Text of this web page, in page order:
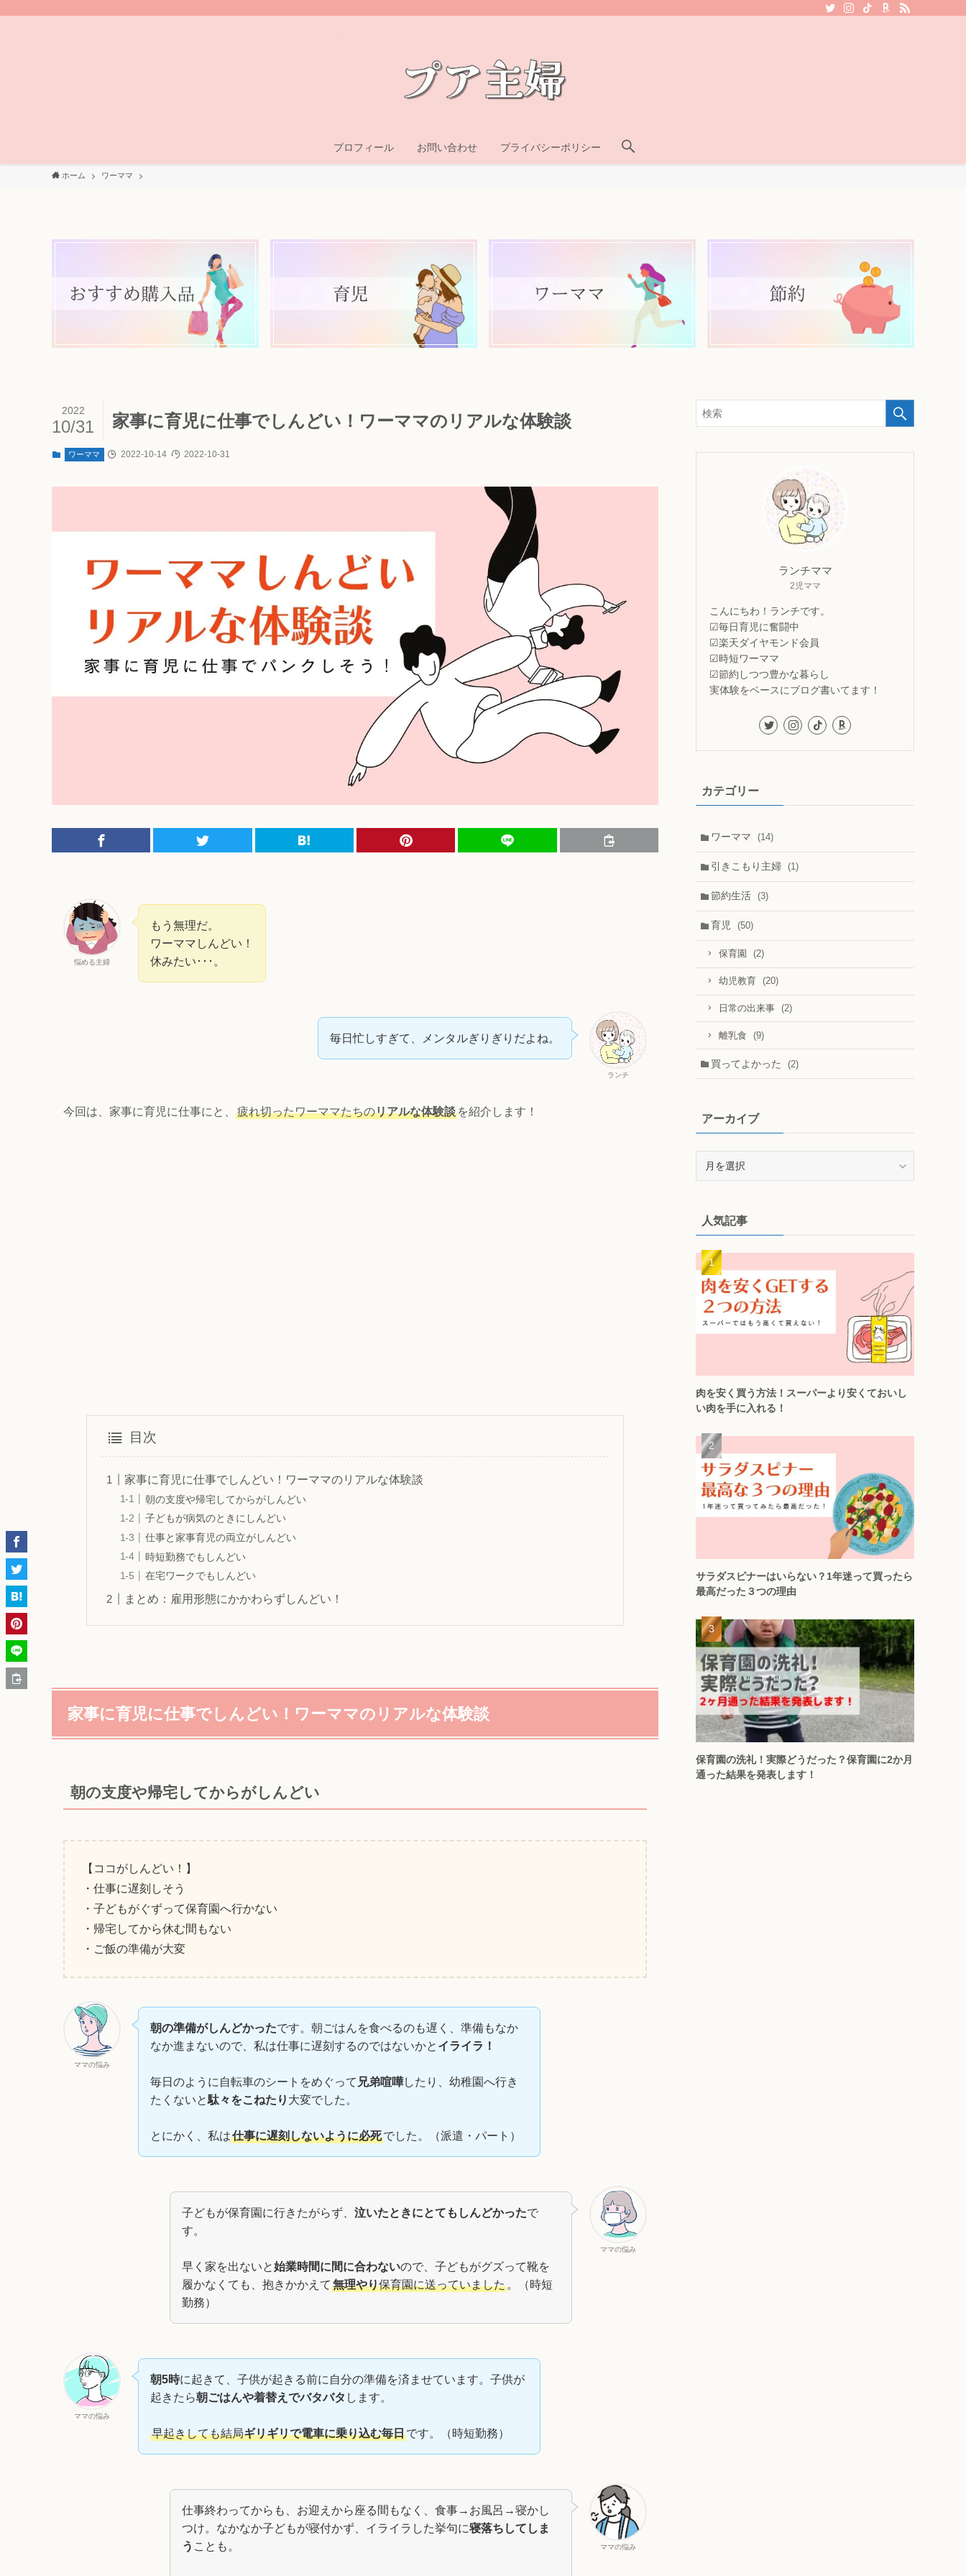
プロフィール お問い合わせ プライバシーポリシー
ホーム ワーママ
家事に育児に仕事でしんどい！ワーママのリアルな体験談
2022
10/31
ワーママ 2022-10-14 2022-10-31
悩める主婦
もう無理だ。
ワーママしんどい！
休みたい･･･。
ランチ
毎日忙しすぎて、メンタルぎりぎりだよね。
今回は、家事に育児に仕事にと、 疲れ切ったワーママたちのリアルな体験談 を紹介します！
目次
家事に育児に仕事でしんどい！ワーママのリアルな体験談
朝の支度や帰宅してからがしんどい
子どもが病気のときにしんどい
仕事と家事育児の両立がしんどい
時短勤務でもしんどい
在宅ワークでもしんどい
まとめ：雇用形態にかかわらずしんどい！
家事に育児に仕事でしんどい！ワーママのリアルな体験談
朝の支度や帰宅してからがしんどい
【ココがしんどい！】
・仕事に遅刻しそう
・子どもがぐずって保育園へ行かない
・帰宅してから休む間もない
・ご飯の準備が大変
ママの悩み
朝の準備がしんどかったです。朝ごはんを食べるのも遅く、準備もなか
なか進まないので、私は仕事に遅刻するのではないかと イライラ！
毎日のように自転車のシートをめぐって 兄弟喧嘩したり、幼稚園へ行き
たくないと駄々をこねたり 大変でした。
とにかく、私は仕事に遅刻しないように必死でした。（派遣・パート）
ママの悩み
子どもが保育園に行きたがらず、 泣いたときにとてもしんどかったで
す。
早く家を出ないと始業時間に間に合わないので、子どもがグズって靴を
履かなくても、抱きかかえて 無理やり保育園に送っていました 。（時短
勤務）
ママの悩み
朝5時に起きて、子供が起きる前に自分の準備を済ませています。子供が
起きたら朝ごはんや着替えでバタバタ します。
早起きしても結局ギリギリで電車に乗り込む毎日です。（時短勤務）
ママの悩み
仕事終わってからも、お迎えから座る間もなく、食事→お風呂→寝かし
つけ。なかなか子どもが寝付かず、イライラした挙句に寝落ちしてしま
う ことも。
ランチママ
2児ママ
こんにちわ！ランチです。
☑毎日育児に奮闘中
☑楽天ダイヤモンド会員
☑時短ワーママ
☑節約しつつ豊かな暮らし
実体験をベースにブログ書いてます！
カテゴリー
ワーママ (14)
引きこもり主婦 (1)
節約生活 (3)
育児 (50)
保育園 (2)
幼児教育 (20)
日常の出来事 (2)
離乳食 (9)
買ってよかった (2)
アーカイブ
ブ人気記事
肉を安く買う方法！スーパーより安くておいし
い肉を手に入れる！
サラダスピナーはいらない？1年迷って買ったら
最高だった３つの理由
保育園の洗礼！実際どうだった？保育園に2か月
通った結果を発表します！